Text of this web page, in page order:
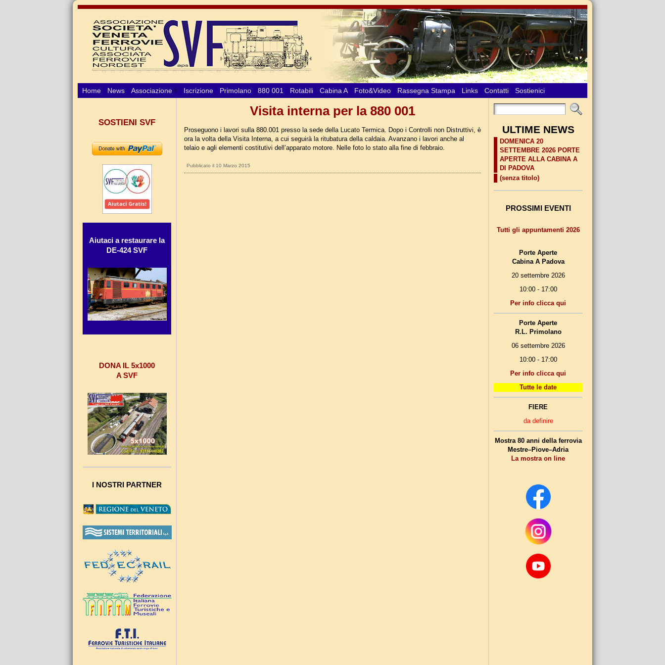
Home News Associazione Iscrizione Primolano 880 001 Rotabili Cabina A Foto&Video Rassegna Stampa Links Contatti Sostienici
SOSTIENI SVF
Aiutaci a restaurare la
DE-424 SVF
DONA IL 5x1000
A SVF
I NOSTRI PARTNER
Visita interna per la 880 001
Proseguono i lavori sulla 880.001 presso la sede della Lucato Termica. Dopo i Controlli non Distruttivi, è
ora la volta della Visita Interna, a cui seguirà la ritubatura della caldaia. Avanzano i lavori anche al
telaio e agli elementi costitutivi dell’apparato motore. Nelle foto lo stato alla fine di febbraio.
Pubblicato il 10 Marzo 2015
ULTIME NEWS
DOMENICA 20
SETTEMBRE 2026 PORTE
APERTE ALLA CABINA A
DI PADOVA
(senza titolo)
PROSSIMI EVENTI
Tutti gli appuntamenti 2026
Porte Aperte
Cabina A Padova
20 settembre 2026
10:00 - 17:00
Per info clicca qui
Porte Aperte
R.L. Primolano
06 settembre 2026
10:00 - 17:00
Per info clicca qui
Tutte le date
FIERE
da definire
Mostra 80 anni della ferrovia
Mestre–Piove–Adria
La mostra on line